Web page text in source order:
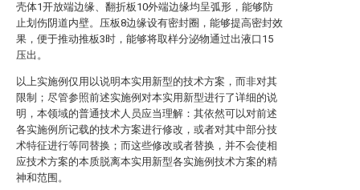
壳体1开放端边缘、翻折板10外端边缘均呈弧形，能够防
止划伤阴道内壁。压板8边缘设有密封圈，能够提高密封效
果，便于推动推板3时，能够将取样分泌物通过出液口15
压出。
以上实施例仅用以说明本实用新型的技术方案，而非对其
限制；尽管参照前述实施例对本实用新型进行了详细的说
明，本领域的普通技术人员应当理解：其依然可以对前述
各实施例所记载的技术方案进行修改，或者对其中部分技
术特征进行等同替换；而这些修改或者替换，并不会使相
应技术方案的本质脱离本实用新型各实施例技术方案的精
神和范围。